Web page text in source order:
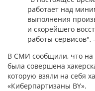
работает над
выполнения
и скорейшего
работы сервисов",
В СМИ сообщили, что на
была совершена
которую взяли на себя
«Киберпартизаны BY».